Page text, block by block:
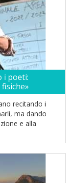
i poeti:
recitando i
ma dando
e alla